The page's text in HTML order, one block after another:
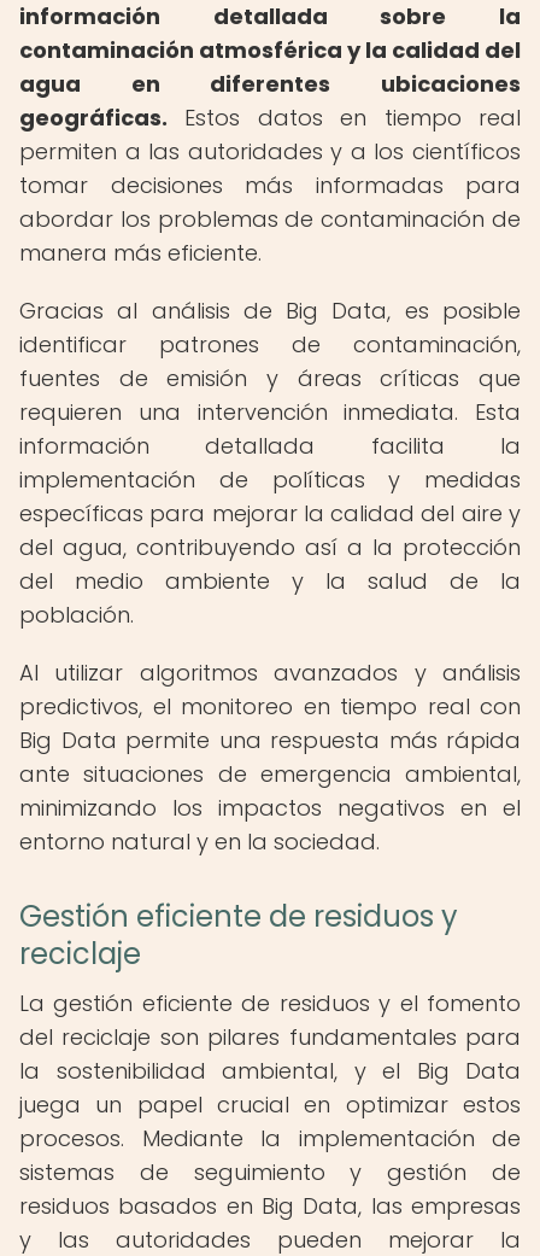
información detallada sobre la
contaminación atmosférica y la calidad del
agua en diferentes ubicaciones
geográficas. Estos datos en tiempo real
permiten a las autoridades y a los científicos
tomar decisiones más informadas para
abordar los problemas de contaminación de
manera más eficiente.
Gracias al análisis de Big Data, es posible
identificar patrones de contaminación,
fuentes de emisión y áreas críticas que
requieren una intervención inmediata. Esta
información detallada facilita la
implementación de políticas y medidas
específicas para mejorar la calidad del aire y
del agua, contribuyendo así a la protección
del medio ambiente y la salud de la
población.
Al utilizar algoritmos avanzados y análisis
predictivos, el monitoreo en tiempo real con
Big Data permite una respuesta más rápida
ante situaciones de emergencia ambiental,
minimizando los impactos negativos en el
entorno natural y en la sociedad.
Gestión eficiente de residuos y
reciclaje
La gestión eficiente de residuos y el fomento
del reciclaje son pilares fundamentales para
la sostenibilidad ambiental, y el Big Data
juega un papel crucial en optimizar estos
procesos. Mediante la implementación de
sistemas de seguimiento y gestión de
residuos basados en Big Data, las empresas
y las autoridades pueden mejorar la